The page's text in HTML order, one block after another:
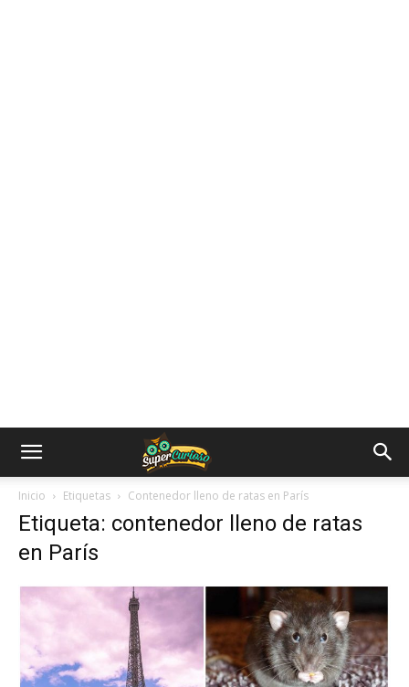
Inicio Etiquetas Contenedor lleno de ratas en París
Etiqueta: contenedor lleno de ratas
en París